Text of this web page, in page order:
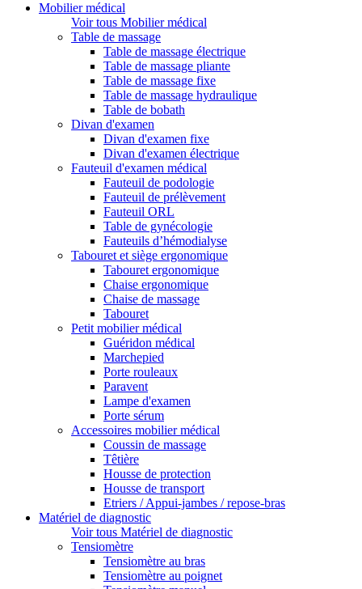
Mobilier médical
Voir tous Mobilier médical
Table de massage
Table de massage électrique
Table de massage pliante
Table de massage fixe
Table de massage hydraulique
Table de bobath
Divan d'examen
Divan d'examen fixe
Divan d'examen électrique
Fauteuil d'examen médical
Fauteuil de podologie
Fauteuil de prélèvement
Fauteuil ORL
Table de gynécologie
Fauteuils d’hémodialyse
Tabouret et siège ergonomique
Tabouret ergonomique
Chaise ergonomique
Chaise de massage
Tabouret
Petit mobilier médical
Guéridon médical
Marchepied
Porte rouleaux
Paravent
Lampe d'examen
Porte sérum
Accessoires mobilier médical
Coussin de massage
Têtière
Housse de protection
Housse de transport
Etriers / Appui-jambes / repose-bras
Matériel de diagnostic
Voir tous Matériel de diagnostic
Tensiomètre
Tensiomètre au bras
Tensiomètre au poignet